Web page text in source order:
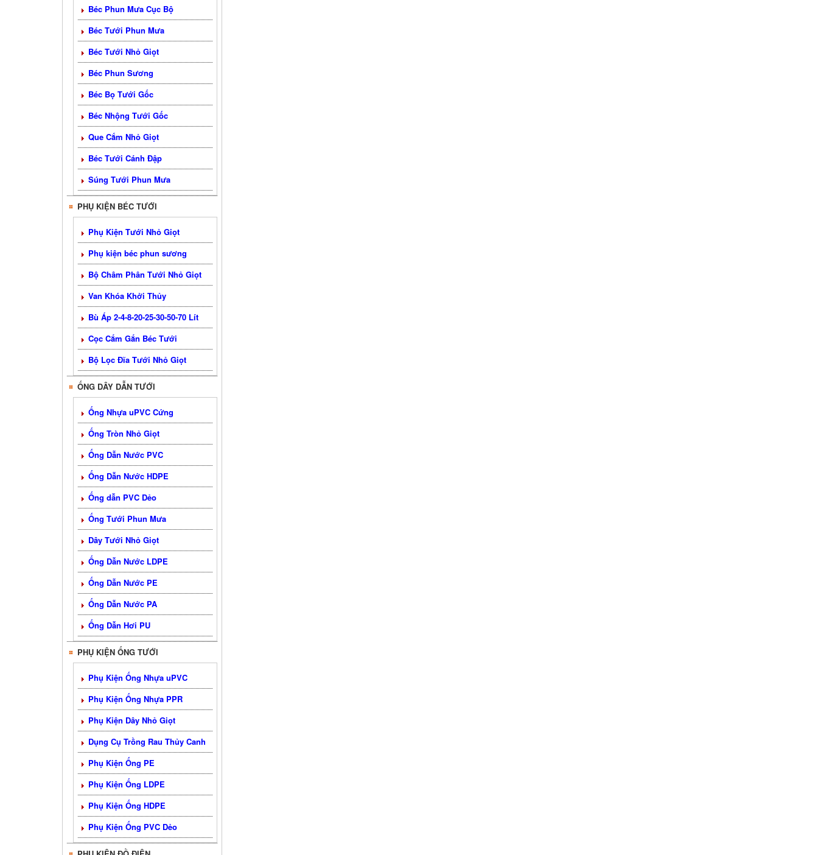
Béc Phun Mưa Cục Bộ
Béc Tưới Phun Mưa
Béc Tưới Nhỏ Giọt
Béc Phun Sương
Béc Bọ Tưới Gốc
Béc Nhộng Tưới Gốc
Que Cắm Nhỏ Giọt
Béc Tưới Cánh Đập
Súng Tưới Phun Mưa
PHỤ KIỆN BÉC TƯỚI
Phụ Kiện Tưới Nhỏ Giọt
Phụ kiện béc phun sương
Bộ Châm Phân Tưới Nhỏ Giọt
Van Khóa Khởi Thủy
Bù Áp 2-4-8-20-25-30-50-70 Lít
Cọc Cắm Gắn Béc Tưới
Bộ Lọc Đĩa Tưới Nhỏ Giọt
ỐNG DÂY DẪN TƯỚI
Ống Nhựa uPVC Cứng
Ống Tròn Nhỏ Giọt
Ống Dẫn Nước PVC
Ống Dẫn Nước HDPE
Ống dẫn PVC Dẻo
Ống Tưới Phun Mưa
Dây Tưới Nhỏ Giọt
Ống Dẫn Nước LDPE
Ống Dẫn Nước PE
Ống Dẫn Nước PA
Ống Dẫn Hơi PU
PHỤ KIỆN ỐNG TƯỚI
Phụ Kiện Ống Nhựa uPVC
Phụ Kiện Ống Nhựa PPR
Phụ Kiện Dây Nhỏ Giọt
Dụng Cụ Trồng Rau Thủy Canh
Phụ Kiện Ống PE
Phụ Kiện Ống LDPE
Phụ Kiện Ống HDPE
Phụ Kiện Ống PVC Dẻo